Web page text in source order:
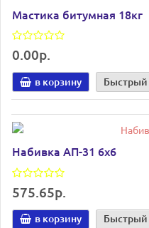
Мастика битумная 18кг
0.00р.
в корзину Быстрый
Набивка АП-31 6х6
575.65р.
в корзину Быстрый